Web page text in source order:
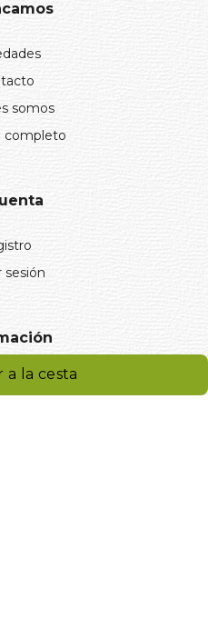
a la cesta
somos
completo
sesión
legal